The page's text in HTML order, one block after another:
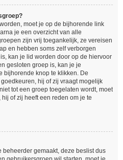
moet je op de bijhorende link
je een overzicht van alle
zijn vrij toegankelijk, ze vereisen
en hebben soms zelf verborgen
kan je lid worden door op de hiervoor
gesloten groep is, kan je je
bijhorende knop te klikken. De
hij of zij vraagt mogelijk
tot een groep toegelaten wordt, moet
of zij heeft een reden om je te
gemaakt, deze beslist dus